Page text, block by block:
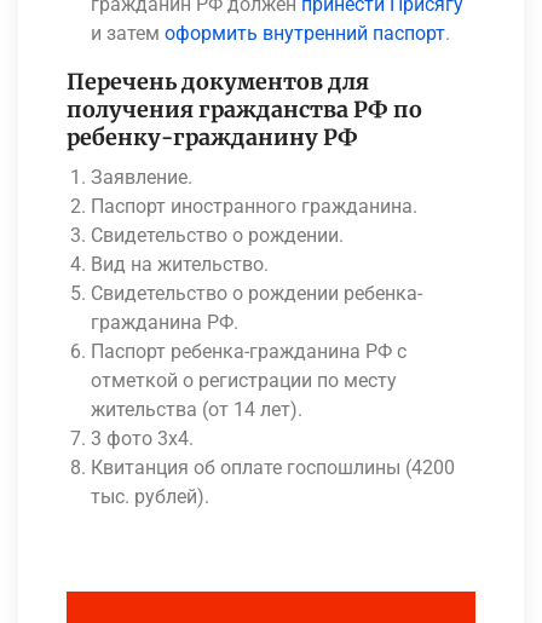
гражданин РФ должен принести Присягу
и затем оформить внутренний паспорт.
Перечень документов для
получения гражданства РФ по
ребенку-гражданину РФ
Заявление.
Паспорт иностранного гражданина.
Свидетельство о рождении.
Вид на жительство.
Свидетельство о рождении ребенка-
гражданина РФ.
Паспорт ребенка-гражданина РФ с
отметкой о регистрации по месту
жительства (от 14 лет).
3 фото 3х4.
Квитанция об оплате госпошлины (4200
тыс. рублей).